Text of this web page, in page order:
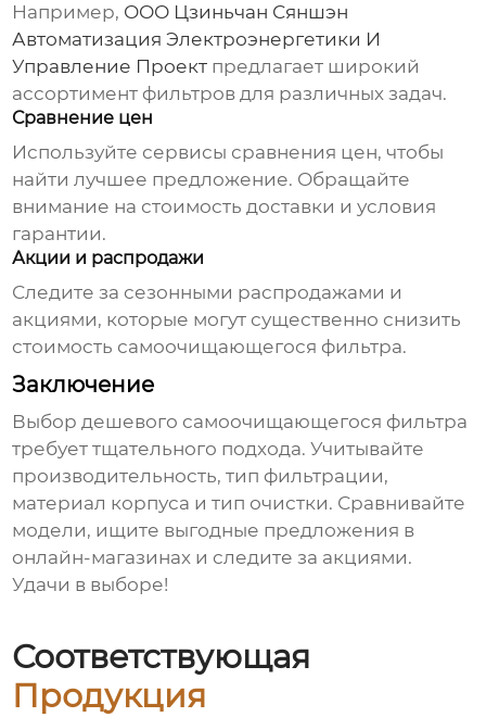
Например, ООО Цзиньчан Сяншэн
Автоматизация Электроэнергетики И
Управление Проект предлагает широкий
ассортимент фильтров для различных задач.
Сравнение цен
Используйте сервисы сравнения цен, чтобы
найти лучшее предложение. Обращайте
внимание на стоимость доставки и условия
гарантии.
Акции и распродажи
Следите за сезонными распродажами и
акциями, которые могут существенно снизить
стоимость самоочищающегося фильтра.
Заключение
Выбордешевого самоочищающегося фильтра
требует тщательного подхода. Учитывайте
производительность, тип фильтрации,
материал корпуса и тип очистки. Сравнивайте
модели, ищите выгодные предложения в
онлайн-магазинах и следите за акциями.
Удачи в выборе!
Соответствующая
Продукция